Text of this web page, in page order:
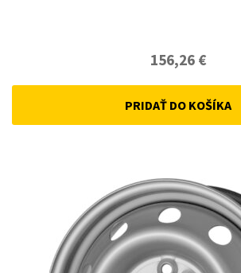
156,26 €
PRIDAŤ DO KOŠÍKA